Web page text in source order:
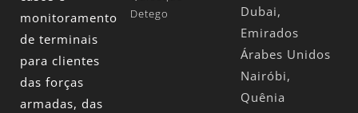
monitoramento
de terminais
para clientes
das forças
armadas, das
Detego
Dubai,
Emirados
Árabes Unidos
Nairóbi,
Quênia